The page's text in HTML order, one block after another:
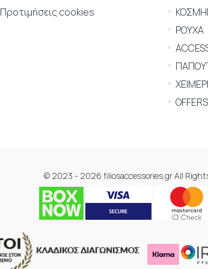
Προτιμήσεις cookies
ΡΟΥΧΑ
OFFERS
© 2023 - 2026 filiosaccessories.gr All